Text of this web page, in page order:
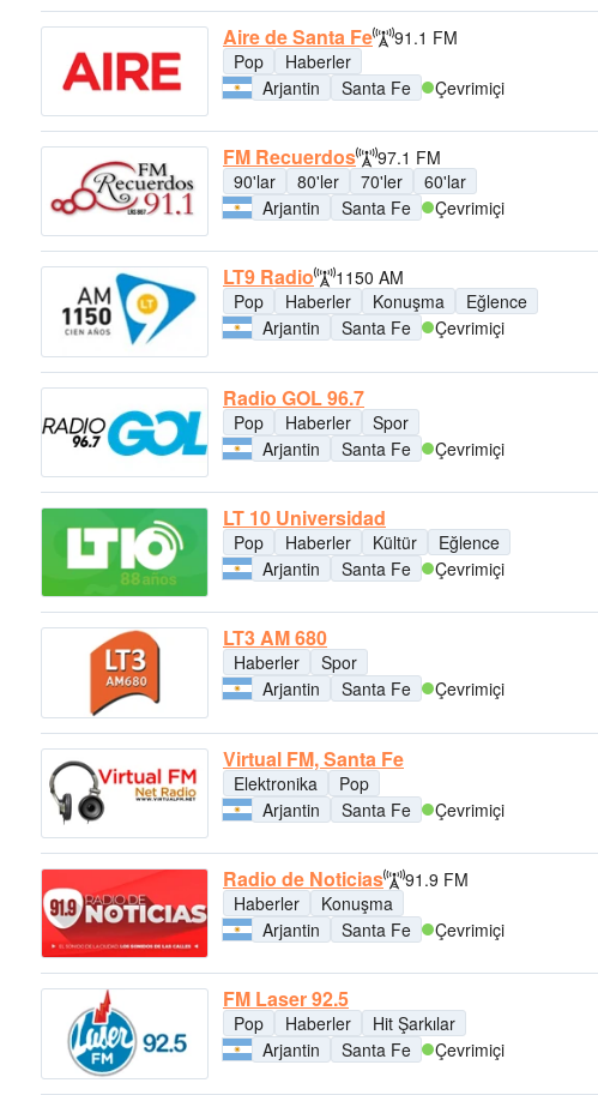
Aire de Santa Fe
91.1 FM
Pop
Haberler
Arjantin
Santa Fe Çevrimiçi
FM Recuerdos
97.1 FM
90'lar
80'ler 70'ler
60'lar
Arjantin
Santa Fe Çevrimiçi
LT9 Radio
1150 AM
Pop
Haberler Konuşma
Eğlence
Arjantin
Santa Fe Çevrimiçi
Radio GOL 96.7
Pop Haberler
Spor
Arjantin
Santa Fe Çevrimiçi
LT 10 Universidad
Pop Haberler Kültür
Eğlence
Arjantin
Santa Fe Çevrimiçi
LT3 AM 680
Haberler
Spor
Arjantin
Santa Fe Çevrimiçi
Virtual FM, Santa Fe
Elektronika
Pop
Arjantin
Santa Fe Çevrimiçi
Radio de Noticias
91.9 FM
Haberler
Konuşma
Arjantin
Santa Fe Çevrimiçi
FM Laser 92.5
Pop Haberler
Hit Şarkılar
Arjantin
Santa Fe Çevrimiçi